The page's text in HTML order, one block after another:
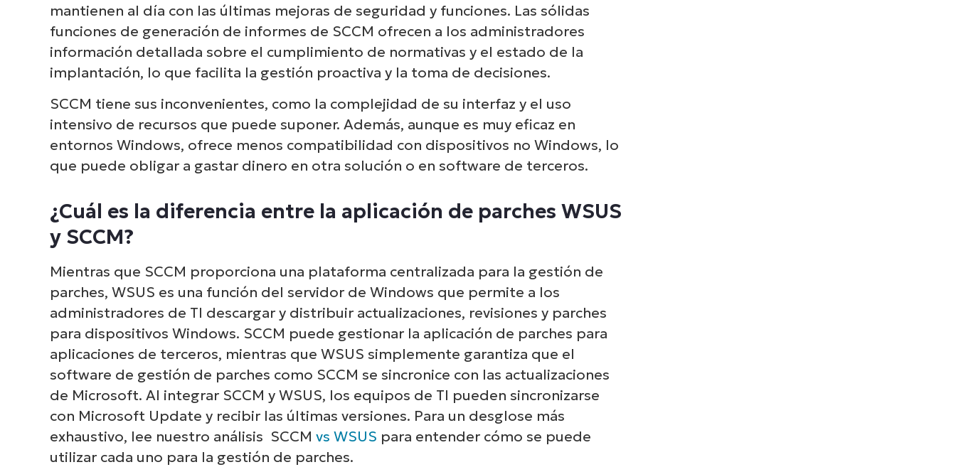
mantienen al día con las últimas mejoras de seguridad y funciones. Las sólidas
funciones de generación de informes de SCCM ofrecen a los administradores
información detallada sobre el cumplimiento de normativas y el estado de la
implantación, lo que facilita la gestión proactiva y la toma de decisiones.
SCCM tiene sus inconvenientes, como la complejidad de su interfaz y el uso
intensivo de recursos que puede suponer. Además, aunque es muy eficaz en
entornos Windows, ofrece menos compatibilidad con dispositivos no Windows, lo
que puede obligar a gastar dinero en otra solución o en software de terceros.
¿Cuál es la diferencia entre la aplicación de parches WSUS
y SCCM?
Mientras que SCCM proporciona una plataforma centralizada para la gestión de
parches, WSUS es una función del servidor de Windows que permite a los
administradores de TI descargar y distribuir actualizaciones, revisiones y parches
para dispositivos Windows. SCCM puede gestionar la aplicación de parches para
aplicaciones de terceros, mientras que WSUS simplemente garantiza que el
software de gestión de parches como SCCM se sincronice con las actualizaciones
de Microsoft. Al integrar SCCM y WSUS, los equipos de TI pueden sincronizarse
con Microsoft Update y recibir las últimas versiones. Para un desglose más
exhaustivo, lee nuestro análisis SCCM vs WSUS para entender cómo se puede
utilizar cada uno para la gestión de parches.
Descubre NinjaOne en
acción
Explora nuestras demos bajo demanda y descubre
mucho más.
Explora las demos